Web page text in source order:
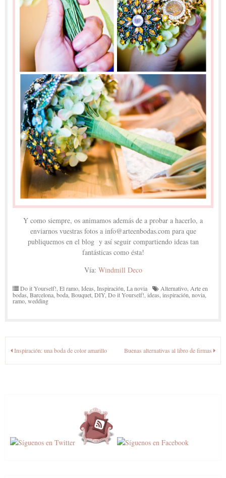
Y como siempre, os animamos además de a probar a hacerlo, a
enviarnos vuestras fotos a info@arteenbodas.com para que
publiquemos en el blog y así seguir compartiendo ideas tan
fantásticas como ésta!
Vía: Windmill Deco
Do it Yourself! El ramo Ideas Inspiración La novia Alternativo Arte en
bodas Barcelona boda Bouquet DIY, Do it Yourself! ideas inspiración novia
ramo ,wedding
Navegación
Inspiración: una boda de color amarillo Buenas alternativas al libro de firmas